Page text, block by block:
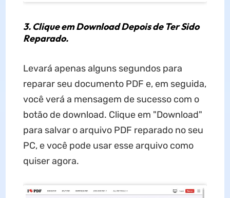
3. Clique em Download Depois de Ter Sido
Reparado.
Levará apenas alguns segundos para
reparar seu documento PDF e, em seguida,
você verá a mensagem de sucesso com o
botão de download. Clique em "Download"
para salvar o arquivo PDF reparado no seu
PC, e você pode usar esse arquivo como
quiser agora.